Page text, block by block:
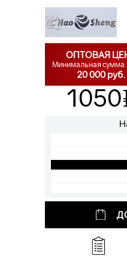
ОПТОВАЯ
Минимальная сумма
20 000 руб.
1050